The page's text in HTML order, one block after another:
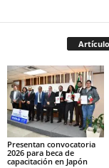
Presentan convocatoria
2026 para beca de
capacitación en Japón